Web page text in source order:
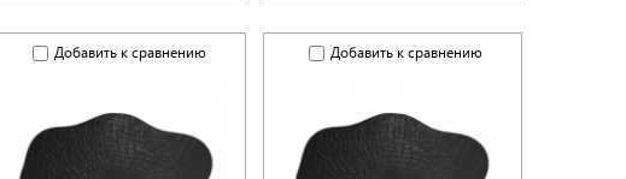
Добавить к сравнению Добавить к сравнению